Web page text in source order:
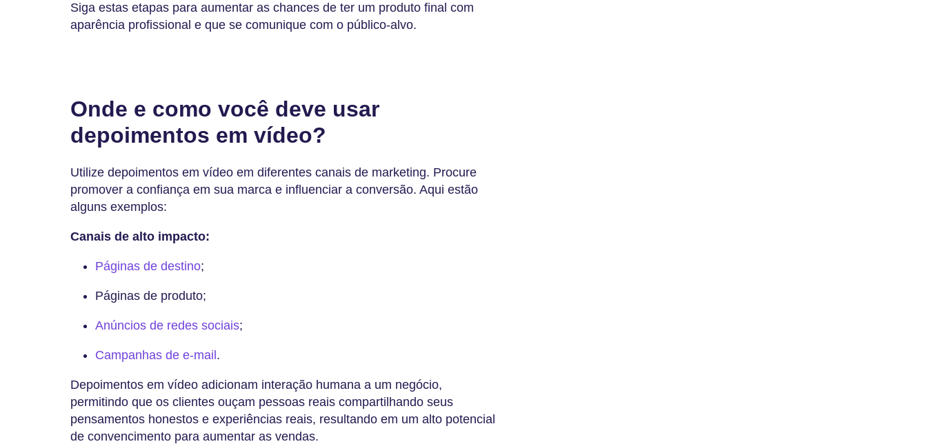
Siga estas etapas para aumentar as chances de ter um produto final com
aparência profissional e que se comunique com o público-alvo.
Onde e como você deve usar
depoimentos em vídeo?
Utilize depoimentos em vídeo em diferentes canais de marketing. Procure
promover a confiança em sua marca e influenciar a conversão. Aqui estão
alguns exemplos:
Canais de alto impacto:
Páginas de destino;
Páginas de produto;
Anúncios de redes sociais;
Campanhas de e-mail.
Depoimentos em vídeo adicionam interação humana a um negócio,
permitindo que os clientes ouçam pessoas reais compartilhando seus
pensamentos honestos e experiências reais, resultando em um alto potencial
de convencimento para aumentar as vendas.